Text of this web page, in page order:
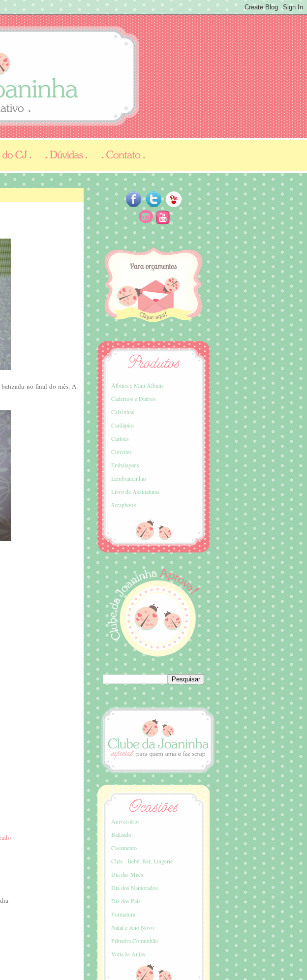
no final do mês. A
Álbuns e Mini Álbuns
Cadernos e Diários
Caixinhas
Cardápios
Cartões
Convites
Embalagens
Lembrancinhas
Livro de Assinaturas
Scrapbook
Aniversário
Batizado
Casamento
Chás . Bebê, Bar, Lingerie
Dia das Mães
Dia dos Namorados
Dia dos Pais
Formatura
Natal e Ano Novo
Primeira Comunhão
Volta às Aulas